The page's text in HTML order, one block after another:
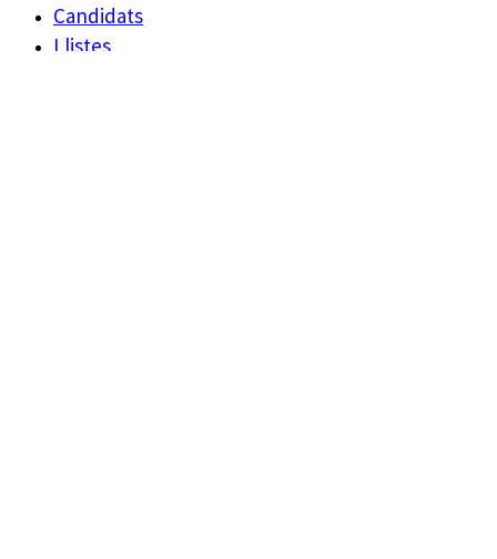
Candidats
Llistes